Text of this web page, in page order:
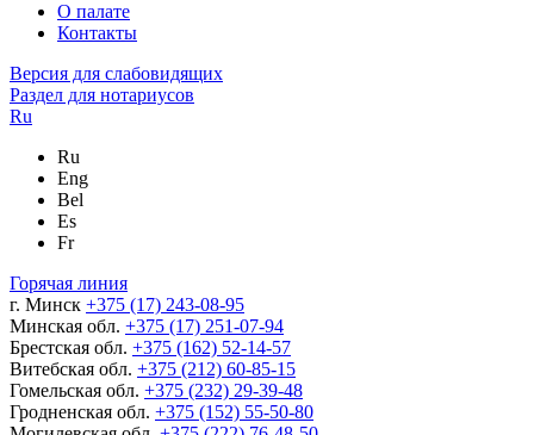
О палате
Контакты
Версия для слабовидящих
Раздел для нотариусов
Ru
Ru
Eng
Bel
Es
Fr
Горячая линия
г. Минск +375 (17) 243-08-95
Минская обл. +375 (17) 251-07-94
Брестская обл. +375 (162) 52-14-57
Витебская обл. +375 (212) 60-85-15
Гомельская обл. +375 (232) 29-39-48
Гродненская обл. +375 (152) 55-50-80